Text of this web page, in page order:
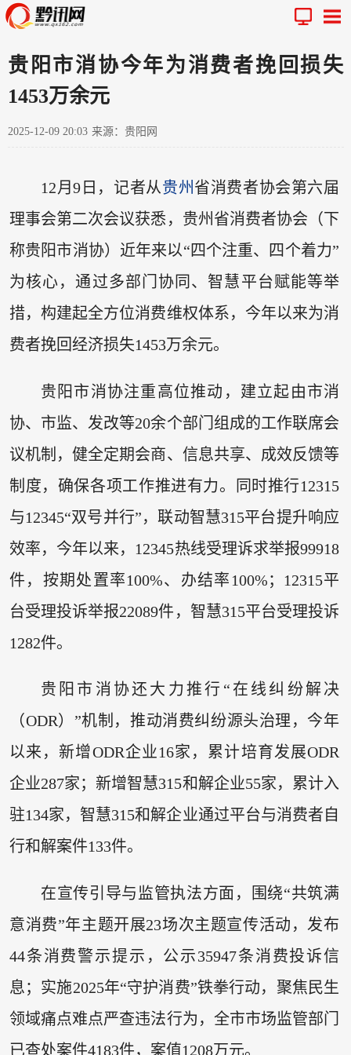
贵阳市消协今年为消费者挽回损失
1453万余元
2025-12-09 20:03 来源：贵阳网
12月9日，记者从贵州 省消费者协会第六届
理事会第二次会议获悉，贵州省消费者协会（下
称贵阳市消协）近年来以“四个注重、四个着力”
为核心，通过多部门协同、智慧平台赋能等举
措，构建起全方位消费维权体系，今年以来为消
费者挽回经济损失1453万余元。
贵阳市消协注重高位推动，建立起由市消
协、市监、发改等20余个部门组成的工作联席会
议机制，健全定期会商、信息共享、成效反馈等
制度，确保各项工作推进有力。同时推行12315
与12345“双号并行”，联动智慧315平台提升响应
效率，今年以来，12345热线受理诉求举报99918
件，按期处置率100%、办结率100%；12315平
台受理投诉举报22089件，智慧315平台受理投诉
1282件。
贵阳市消协还大力推行“在线纠纷解决
（ODR）”机制，推动消费纠纷源头治理，今年
以来，新增ODR企业16家，累计培育发展ODR
企业287家；新增智慧315和解企业55家，累计入
驻134家，智慧315和解企业通过平台与消费者自
行和解案件133件。
在宣传引导与监管执法方面，围绕“共筑满
意消费”年主题开展23场次主题宣传活动，发布
44条消费警示提示，公示35947条消费投诉信
息；实施2025年“守护消费”铁拳行动，聚焦民生
领域痛点难点严查违法行为，全市市场监管部门
已查处案件4183件，案值1208万元。